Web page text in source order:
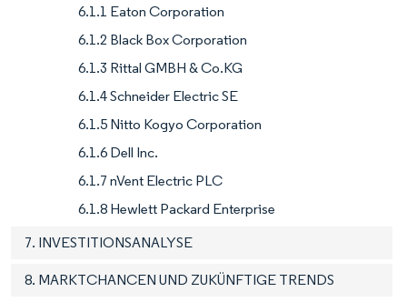
6.1.1 Eaton Corporation
6.1.2 Black Box Corporation
6.1.3 Rittal GMBH & Co.KG
6.1.4 Schneider Electric SE
6.1.5 Nitto Kogyo Corporation
6.1.6 Dell Inc.
6.1.7 nVent Electric PLC
6.1.8 Hewlett Packard Enterprise
7. INVESTITIONSANALYSE
8. MARKTCHANCEN UND ZUKÜNFTIGE TRENDS